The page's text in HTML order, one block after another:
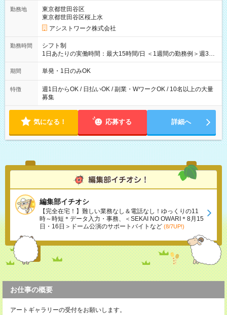
勤務地
東京都世田谷区
東京都世田谷区桜上水
アシストワーク株式会社
勤務時間
シフト制
1日あたりの実働時間：最大15時間/日 ＜1週間の勤務例＞週3回
勤務 勤務：月・水・金 休み：火・木・土・日 好きな時にお仕事
可能です！ ※1日あたりの最大実働時間は日勤、夜勤共に勤務し
期間 単発・1日のみOK
特徴
週1日からOK / 日払いOK / 副業・WワークOK / 10名以上の大量
募集
気になる！ 応募する 詳細へ
編集部イチオシ
【完全在宅！】難しい業務なし＆電話なし！ゆっくりの11
時～時短＊データ入力・事務、＜SEKAI NO OWARI＊8月15
日・16日＞ドーム公演のサポートバイトなど (8/7UP!)
お仕事の概要
アートギャラリーの受付をお願いします。